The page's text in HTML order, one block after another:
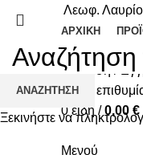
Λεωφ.
ΑΡΧΙΚΉ
Σύνδεση /
Λίστα
0 είδη / 0,00 €
Mενού
ΑΝΑΖΉΤΗΣΗ
Ξεκινήστε να